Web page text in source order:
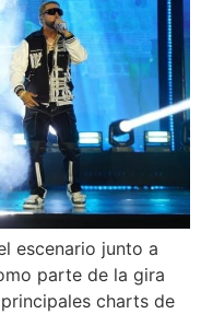
escenario junto a
parte de la gira
charts de